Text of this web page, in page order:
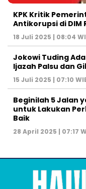
KPK Kritik
Antikorupsi di DIM
18 Juli 2025 | 08:04
Jokowi Tuding
Ijazah Palsu dan
15 Juli 2025 | 07:10
Beginilah 5 Jalan
untuk Lakukan
Baik
28 April 2025 | 07:17